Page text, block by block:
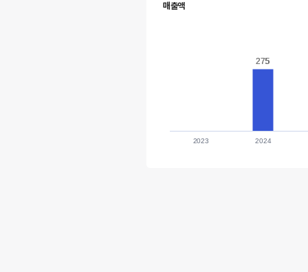
매출액
275
275
2023 2024